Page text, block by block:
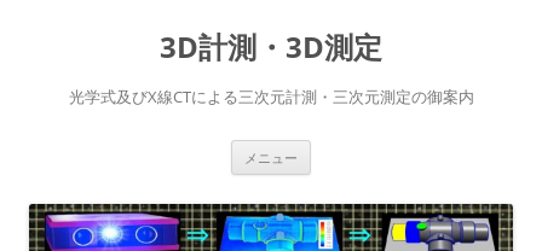
3D計測・3D測定
光学式及びX線CTによる三次元計測・三次元測定の御案内
メニュー